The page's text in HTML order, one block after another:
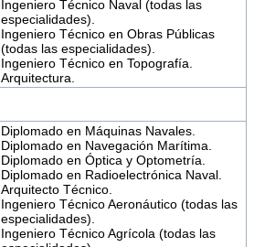
Ingeniero Técnico Naval (todas las
especialidades).
Ingeniero Técnico en Obras Públicas
(todas las especialidades).
Ingeniero Técnico en Topografía.
Arquitectura.
Diplomado en Máquinas Navales.
Diplomado en Navegación Marítima.
Diplomado en Óptica y Optometría.
Diplomado en Radioelectrónica Naval.
Arquitecto Técnico.
Ingeniero Técnico Aeronáutico (todas las
especialidades).
Ingeniero Técnico Agrícola (todas las